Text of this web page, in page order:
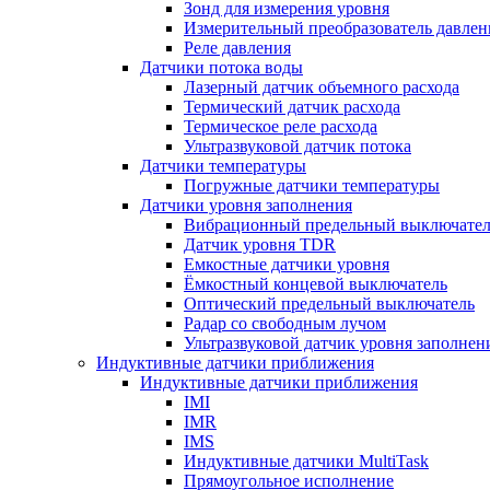
Зонд для измерения уровня
Измерительный преобразователь
Реле давления
Датчики потока воды
Лазерный датчик объемного расхода
Термический датчик расхода
Термическое реле расхода
Ультразвуковой датчик потока
Датчики температуры
Погружные датчики температуры
Датчики уровня заполнения
Вибрационный предельный
Датчик уровня TDR
Емкостные датчики уровня
Ёмкостный концевой выключатель
Оптический предельный выключатель
Радар со свободным лучом
Ультразвуковой датчик уровня
Индуктивные датчики приближения
Индуктивные датчики приближения
IMI
IMR
IMS
Индуктивные датчики MultiTask
Прямоугольное исполнение